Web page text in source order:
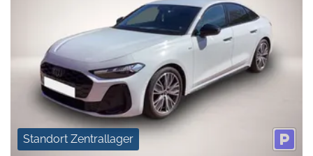
Standort Zentrallager